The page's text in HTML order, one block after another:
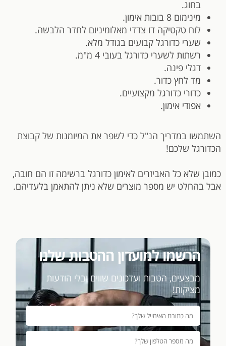
בחוג.
מינימום 8 בובות אימון.
לוח טקטיקה דו צדדי מאלומיניום לחדר הלבשה.
שערי כדורגל קבועים בגודל מלא.
רשתות לשערי כדורגל בעובי 4 מ"מ.
דגלי פינה.
מד לחץ כדור.
כדורי כדורגל מקצועיים.
אפודי אימון.
השתמשו במדריך הנ"ל כדי לשפר את המיומנות של קבוצת
הכדורגל שלכם!
כמובן שלא כל האביזרים לאימון כדורגל ברשימה זו הם חובה,
אבל בהחלט יש מספר מוצרים שלא ניתן להתאמן בלעדיהם.
הרשמו למועדון ההטבות שלנו
מבצעים, הטבות ועדכונים שווים ובלי הודעות
מציקות!